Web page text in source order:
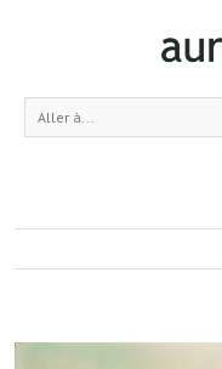
Aller à...